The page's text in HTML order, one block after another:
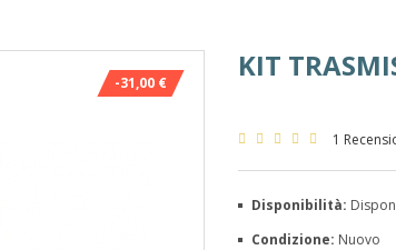
-31,00 € KIT
1
Disponibilità:
Condizione: Nuovo